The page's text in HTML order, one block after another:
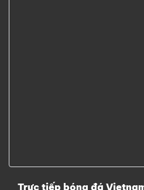
Trực tiếp bóng đá